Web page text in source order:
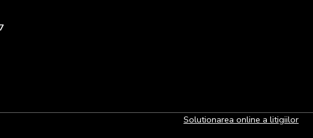
Solutionarea online a litigiilor